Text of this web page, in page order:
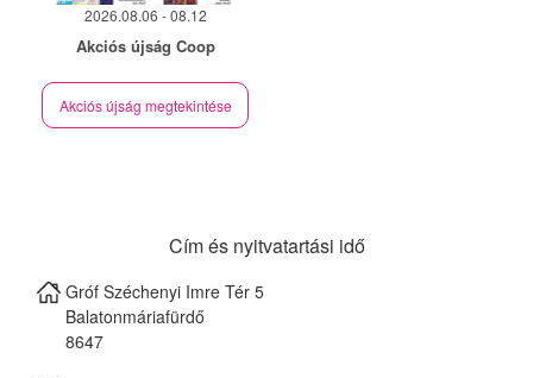
2026.08.06 - 08.12
Akciós újság Coop
Akciós újság megtekintése
Cím és nyitvatartási idő
Gróf Széchenyi Imre Tér 5
Balatonmáriafürdő
8647